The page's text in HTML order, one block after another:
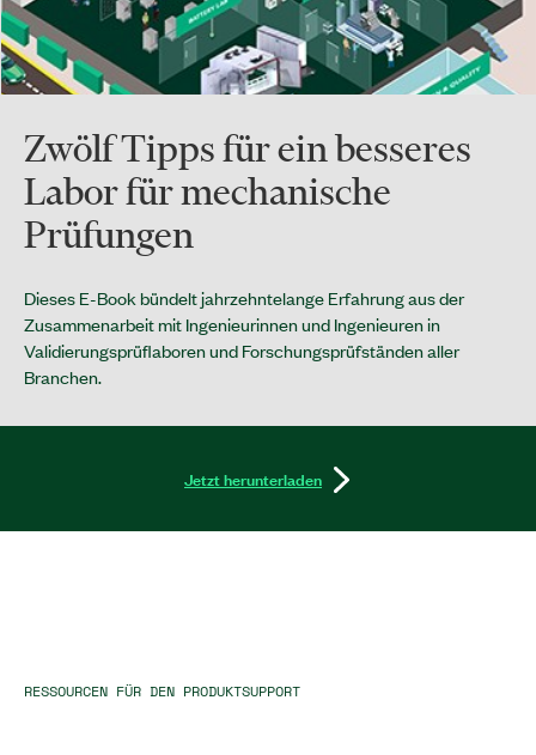
Zwölf Tipps für ein besseres
Labor für mechanische
Prüfungen
Dieses E-Book bündelt jahrzehntelange Erfahrung aus der
Zusammenarbeit mit Ingenieurinnen und Ingenieuren in
Validierungsprüflaboren und Forschungsprüfständen aller
Branchen.
Jetzt herunterladen
RESSOURCEN FÜR DEN PRODUKTSUPPORT